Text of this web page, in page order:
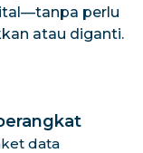
data
perlu
atau diganti.